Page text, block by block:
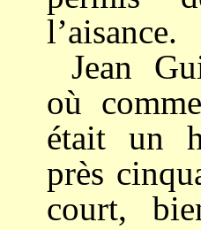
l’aisance.
Jean
où
était un
près
court,